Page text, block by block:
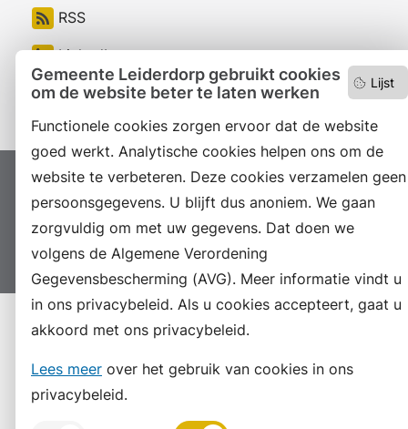
Lijst
Gemeente Leiderdorp gebruikt cookies
om de website beter te laten werken
Functionele cookies zorgen ervoor dat de website
goed werkt. Analytische cookies helpen ons om de
website te verbeteren. Deze cookies verzamelen geen
persoonsgegevens. U blijft dus anoniem. We gaan
zorgvuldig om met uw gegevens. Dat doen we
volgens de Algemene Verordening
Gegevensbescherming (AVG). Meer informatie vindt u
in ons privacybeleid. Als u cookies accepteert, gaat u
akkoord met ons privacybeleid.
Lees meer over het gebruik van cookies in ons
privacybeleid.
RSS
LinkedIn
Instagram
Proclaimer Colofon
Toegankelijkheid
Sitemap
Privacyverklaring
Servicenormen
Suggesties
Archief Vacatures